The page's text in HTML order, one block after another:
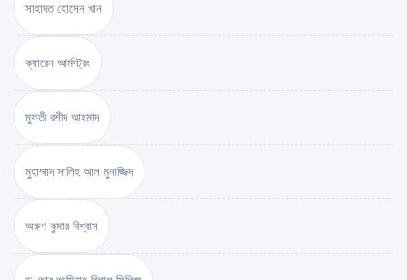
সাহাদত হোসেন খান
ক্যারেন আর্মস্ট্রং
মুফতী রশীদ আহমাদ
মুহাম্মাদ সালিহ আল মুনাজ্জিদ
অরুণ কুমার বিশ্বাস